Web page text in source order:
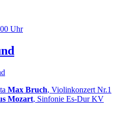
Uhr
Max Bruch, Violinkonzert Nr.1
Mozart, Sinfonie Es-Dur KV